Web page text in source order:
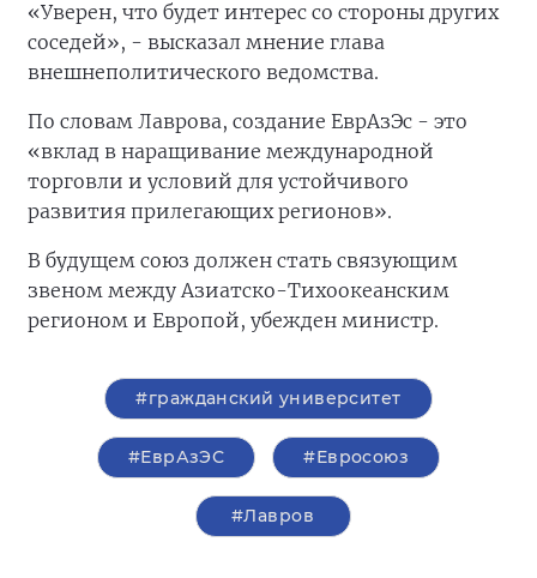
«Уверен, что будет интерес со стороны других
соседей», - высказал мнение глава
внешнеполитического ведомства.
По словам Лаврова, создание ЕврАзЭс - это
«вклад в наращивание международной
торговли и условий для устойчивого
развития прилегающих регионов».
В будущем союз должен стать связующим
звеном между Азиатско-Тихоокеанским
регионом и Европой, убежден министр.
#гражданский университет
#ЕврАзЭС #Евросоюз
#Лавров